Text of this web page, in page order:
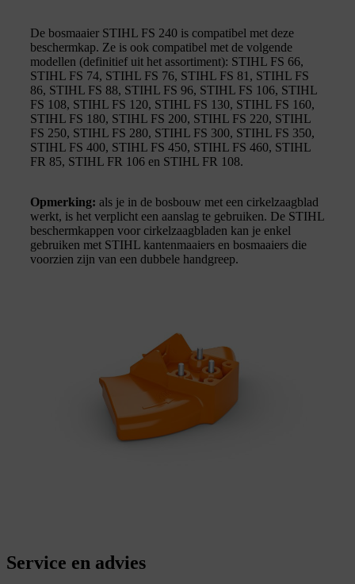
De bosmaaier STIHL FS 240 is compatibel met deze
beschermkap. Ze is ook compatibel met de volgende
modellen (definitief uit het assortiment): STIHL FS 66,
STIHL FS 74, STIHL FS 76, STIHL FS 81, STIHL FS
86, STIHL FS 88, STIHL FS 96, STIHL FS 106, STIHL
FS 108, STIHL FS 120, STIHL FS 130, STIHL FS 160,
STIHL FS 180, STIHL FS 200, STIHL FS 220, STIHL
FS 250, STIHL FS 280, STIHL FS 300, STIHL FS 350,
STIHL FS 400, STIHL FS 450, STIHL FS 460, STIHL
FR 85, STIHL FR 106 en STIHL FR 108.
Opmerking: als je in de bosbouw met een cirkelzaagblad
werkt, is het verplicht een aanslag te gebruiken. De STIHL
beschermkappen voor cirkelzaagbladen kan je enkel
gebruiken met STIHL kantenmaaiers en bosmaaiers die
voorzien zijn van een dubbele handgreep.
Service en advies